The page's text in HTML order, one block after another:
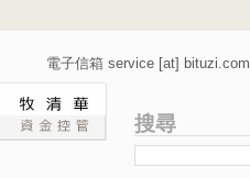
電子信箱 service [at] bituzi.com
搜尋